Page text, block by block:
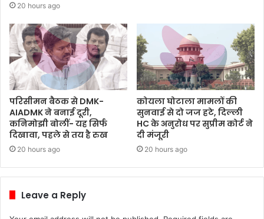
20 hours ago
परिसीमन बैठक से DMK-
AIADMK ने बनाई दूरी,
कनिमोझी बोलीं- यह सिर्फ
दिखावा, पहले से तय है रुख
20 hours ago
कोयला घोटाला मामलों की
सुनवाई से दो जज हटे, दिल्ली
HC के अनुरोध पर सुप्रीम कोर्ट ने
दी मंजूरी
20 hours ago
Leave a Reply